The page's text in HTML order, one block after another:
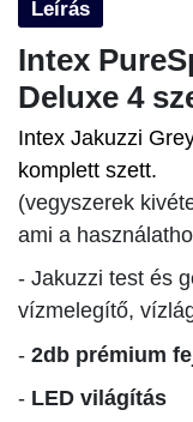
Leírás
Intex
Deluxe 4
Intex Jakuzzi
komplett szett.
(vegyszerek
ami a
- Jakuzzi test és
vízmelegítő,
- 2db prémium
- LED világítás